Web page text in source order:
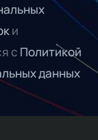
и
с Политикой
данных